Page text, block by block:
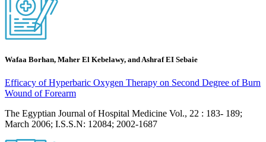
Wafaa Borhan, Maher El Kebelawy, and Ashraf EI Sebaie
Efficacy of Hyperbaric Oxygen Therapy on Second Degree of Burn
Wound of Forearm
The Egyptian Journal of Hospital Medicine Vol., 22 : 183- 189;
March 2006; I.S.S.N: 12084; 2002-1687